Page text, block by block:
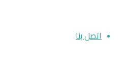
اتصل بنا